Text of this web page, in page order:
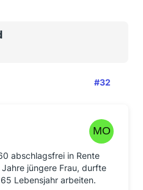
#32
abschlagsfrei in Rente
jüngere Frau, durfte
Lebensjahr arbeiten.